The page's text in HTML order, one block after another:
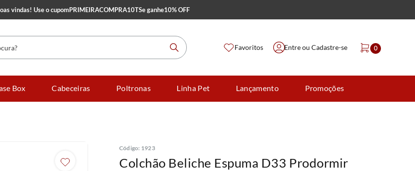
vindas! Use o cupomPRIMEIRACOMPRA10TSe ganhe10% OFF
Favoritos Entre ou Cadastre-se 0
Box Cabeceiras Poltronas Linha Pet Lançamento Promoções
Código: 1923
Colchão Beliche Espuma D33 Prodormir